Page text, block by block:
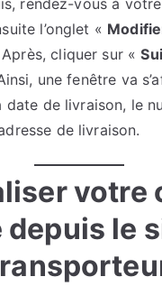
l’onglet «
Après, cliquer sur «
une fenêtre va
date de livraison, le
de livraison.
votre
depuis le